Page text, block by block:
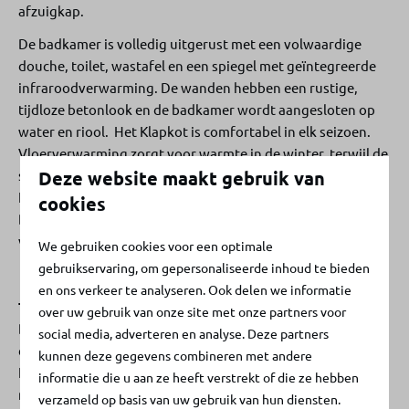
afzuigkap.
De badkamer is volledig uitgerust met een volwaardige
douche, toilet, wastafel en een spiegel met geïntegreerde
infraroodverwarming. De wanden hebben een rustige,
tijdloze betonlook en de badkamer wordt aangesloten op
water en riool. Het Klapkot is comfortabel in elk seizoen.
Vloerverwarming zorgt voor warmte in de winter, terwijl de
split airconditioning zowel kan koelen als verwarmen. Bij
Klapkot houden we van insecten, maar liever buiten.
Daarom zijn alle ramen in de keuken en bedstee voorzien
van insectenhorren.
Tuin
Door het vele glas loopt binnen en buiten in elkaar over. En
dat komt volledig tot zijn recht op het mooie park. Jouw
Klapkot beschikt over een eigen vlonder van maar liefst 25
m², gemaakt van Bilinga hout. Wil je de vlonder uitbreiden
Deze website maakt gebruik van
cookies
We gebruiken cookies voor een optimale
gebruikservaring, om gepersonaliseerde inhoud te bieden
en ons verkeer te analyseren. Ook delen we informatie
over uw gebruik van onze site met onze partners voor
social media, adverteren en analyse. Deze partners
kunnen deze gegevens combineren met andere
informatie die u aan ze heeft verstrekt of die ze hebben
verzameld op basis van uw gebruik van hun diensten.